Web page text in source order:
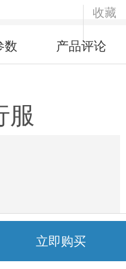
收藏
数 产品评论
服
立即购买